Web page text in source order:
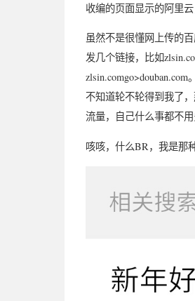
收编的页面显示的阿里
虽然不是很懂网上传的
发几个链接，比如
不知道轮不轮得到我了
流量，自己什么事都不用
咳咳，什么BR，我是那